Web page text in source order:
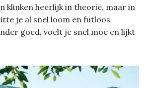
klinken heerlijk in theorie, maar in
je al snel loom en futloos
goed, voelt je snel moe en lijkt